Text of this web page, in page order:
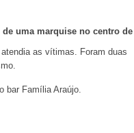
uma marquise no centro
as vítimas. Foram duas
bar Família Araújo.